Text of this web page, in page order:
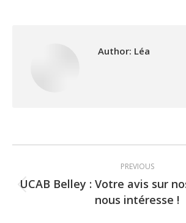
Author: Léa
navigation
PREVIOUS
Previous
post:
UCAB Belley : Votre avis sur
nous intéresse !